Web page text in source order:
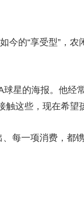
的“享受型”，农
星的海报。他经
触这些，现在希望
一项消费，都镌